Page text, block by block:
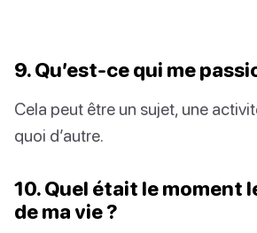
9. Qu’est-ce qui me
Cela peut être un sujet, une
quoi d’autre.
10. Quel était le moment
de ma vie ?